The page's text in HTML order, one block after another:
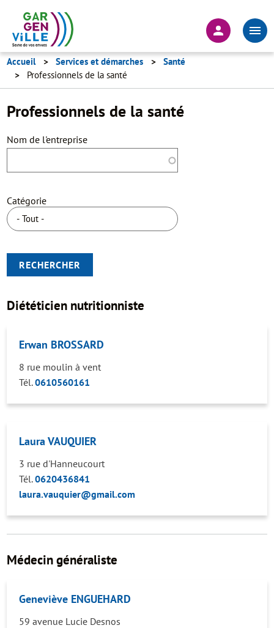
principal
En-
tête
Accueil Services et démarches
Santé
Professionnels de la santé
Professionnels de la santé
Nom de l'entreprise
Catégorie
RECHERCHER
Diététicien nutritionniste
Erwan BROSSARD
8 rue moulin à vent
Tél.0610560161
Laura VAUQUIER
3 rue d'Hanneucourt
Tél.0620436841
laura.vauquier@gmail.com
Médecin généraliste
Geneviève ENGUEHARD
59 avenue Lucie Desnos